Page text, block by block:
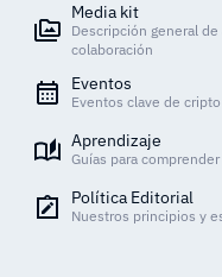
Media kit
Descripción general
colaboración
Eventos
Eventos clave de
Aprendizaje
Guías para
Política Editorial
Nuestros principios y